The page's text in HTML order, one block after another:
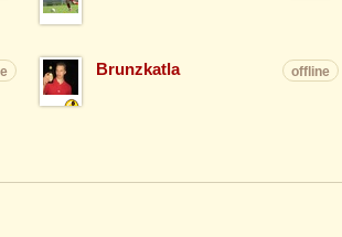
Brunzkatla offline